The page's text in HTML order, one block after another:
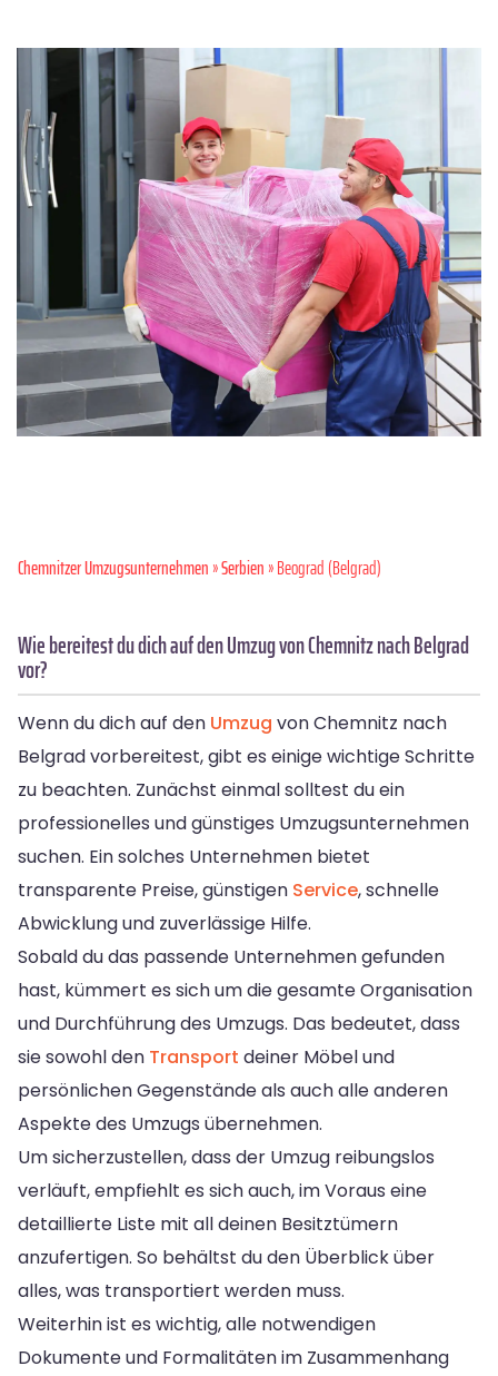
Chemnitzer Umzugsunternehmen»Serbien» Beograd (Belgrad)
Wie bereitest du dich auf den Umzug von Chemnitz nach Belgrad
vor?
Wenn du dich auf den Umzug von Chemnitz nach
Belgrad vorbereitest, gibt es einige wichtige Schritte
zu beachten. Zunächst einmal solltest du ein
professionelles und günstiges Umzugsunternehmen
suchen. Ein solches Unternehmen bietet
transparente Preise, günstigen Service, schnelle
Abwicklung und zuverlässige Hilfe.
Sobald du das passende Unternehmen gefunden
hast, kümmert es sich um die gesamte Organisation
und Durchführung des Umzugs. Das bedeutet, dass
sie sowohl den Transport deiner Möbel und
persönlichen Gegenstände als auch alle anderen
Aspekte des Umzugs übernehmen.
Um sicherzustellen, dass der Umzug reibungslos
verläuft, empfiehlt es sich auch, im Voraus eine
detaillierte Liste mit all deinen Besitztümern
anzufertigen. So behältst du den Überblick über
alles, was transportiert werden muss.
Weiterhin ist es wichtig, alle notwendigen
Dokumente und Formalitäten im Zusammenhang